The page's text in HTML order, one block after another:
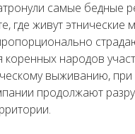
самые бедные
где живут этнические
коренных народов
выживанию, при
продолжают